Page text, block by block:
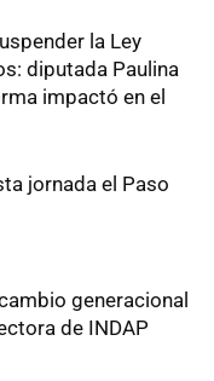
la Ley
diputada Paulina
impactó en el
jornada el Paso
generacional
de INDAP